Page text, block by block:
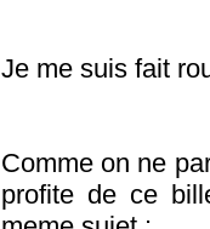
Je me suis fait
Comme on ne
profite de ce